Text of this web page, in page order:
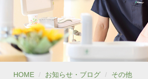
HOME お知らせ・ブログ
その他